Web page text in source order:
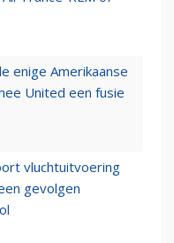
enige Amerikaanse
United een fusie
vluchtuitvoering
gevolgen